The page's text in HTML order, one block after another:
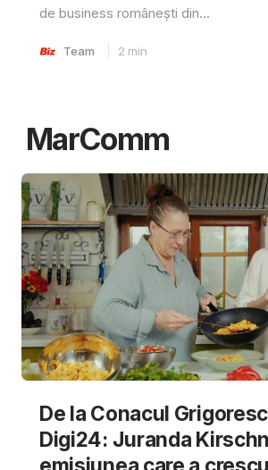
de business românești din...
Team 2 min
MarComm
De la Conacul
Digi24: Juranda
emisiunea care a